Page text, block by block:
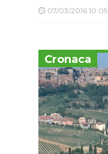
07/03/2016 10:05
Cronaca